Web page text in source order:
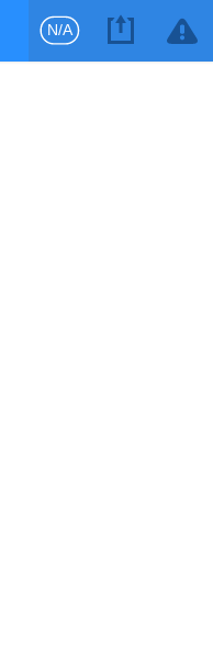
N/A